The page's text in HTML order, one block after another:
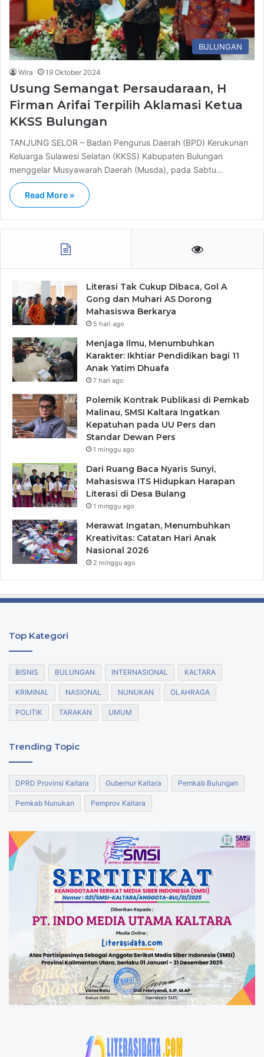
BULUNGAN
Wira 19 Oktober 2024
Usung Semangat Persaudaraan, H
Firman Arifai Terpilih Aklamasi Ketua
KKSS Bulungan
TANJUNG SELOR – Badan Pengurus Daerah (BPD) Kerukunan
Keluarga Sulawesi Selatan (KKSS) Kabupaten Bulungan
menggelar Musyawarah Daerah (Musda), pada Sabtu…
Read More »
Literasi Tak Cukup Dibaca, Gol A
Gong dan Muhari AS Dorong
Mahasiswa Berkarya
5 hari ago
Menjaga Ilmu, Menumbuhkan
Karakter: Ikhtiar Pendidikan bagi 11
Anak Yatim Dhuafa
7 hari ago
Polemik Kontrak Publikasi di Pemkab
Malinau, SMSI Kaltara Ingatkan
Kepatuhan pada UU Pers dan
Standar Dewan Pers
1 minggu ago
Dari Ruang Baca Nyaris Sunyi,
Mahasiswa ITS Hidupkan Harapan
Literasi di Desa Bulang
1 minggu ago
Merawat Ingatan, Menumbuhkan
Kreativitas: Catatan Hari Anak
Nasional 2026
2 minggu ago
Top Kategori
BISNIS BULUNGAN INTERNASIONAL KALTARA
KRIMINAL NASIONAL NUNUKAN OLAHRAGA
POLITIK TARAKAN UMUM
Trending Topic
DPRD Provinsi Kaltara Gubernur Kaltara Pemkab Bulungan
Pemkab Nunukan Pemprov Kaltara